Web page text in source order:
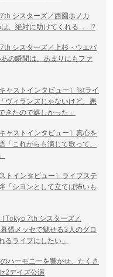
シスターズ／西園ホノカ
、絶対に助けてくれる……!?
シスターズ／上杉・ウエバ
の瞬間は、あまりにもファ
ャストインタビュー］1stライ
ヴィランズじゃないけど、悪
たので嬉しかった」
ャストインタビュー］真心を
これからも演じて歌って、
トインタビュー］ライブステ
「シヨンとして立てば怖いも
Tokyo 7th シスターズ／
張メッセで魅せる3人のグロ
るライブにしたい」
ハーモニーを響かせ、たくさ
2デイズ公演